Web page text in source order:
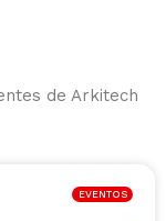
de Arkitech
EVENTOS